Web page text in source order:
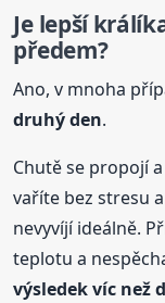
Je lepší
předem?
Ano, v mnoha
druhý den.
Chutě se propojí
vaříte bez stresu
nevyvíjí ideálně.
teplotu a
výsledek víc než